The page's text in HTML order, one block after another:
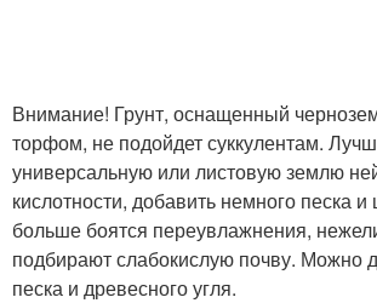
Внимание! Грунт, оснащенный
торфом, не подойдет суккулентам.
универсальную или листовую землю
кислотности, добавить немного песка
больше боятся переувлажнения,
подбирают слабокислую почву. Можно
песка и древесного угля.